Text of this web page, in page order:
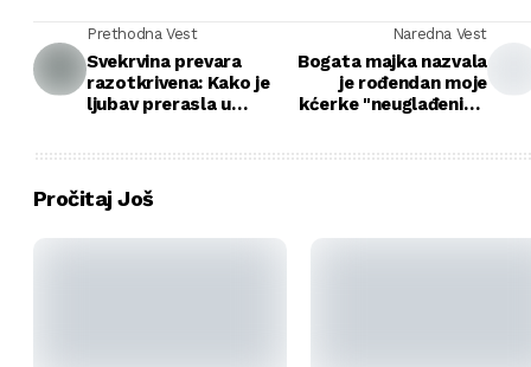
Prethodna Vest
Svekrvina prevara
razotkrivena: Kako je
ljubav prerasla u
Naredna Vest
Bogata majka nazvala
je rođendan moje
kćerke "neuglađenim"
Pročitaj Još